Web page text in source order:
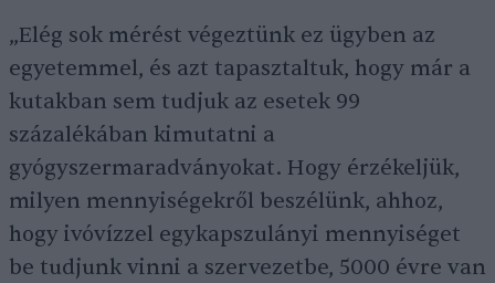
„Elég sok mérést végeztünk ez ügyben az
egyetemmel, és azt tapasztaltuk, hogy már a
kutakban sem tudjuk az esetek 99
százalékában kimutatni a
gyógyszermaradványokat. Hogy érzékeljük,
milyen mennyiségekről beszélünk, ahhoz,
hogy ivóvízzel egykapszulányi mennyiséget
be tudjunk vinni a szervezetbe, 5000 évre van